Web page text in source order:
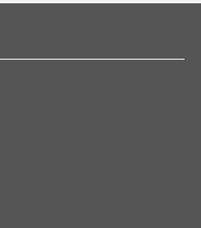
がございます。あらか